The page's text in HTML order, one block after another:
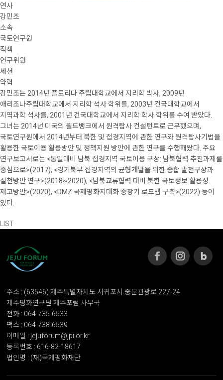
연사
강민조
소속
국토연구원
직책
연구위원
세션
약력
강민조는 2014년 플로리다 주립대학교에서 지리학 박사, 2009년
애리조나주립대학교에서 지리학 석사 학위를, 2003년 건국대학교에서
지역과학 석사를, 2001년 건국대학교에서 지리학 학사 학위를 수여 받았다.
그녀는 2014넌 미국의 월드뱅크에서 원격탐사 컨설턴트로 근무했으며,
국토연구원에서 2014년부터 북한 및 접경지역에 관한 연구와 원격탐사기법을
활용한 국토이용 활용방안 및 정책지원 방안에 관한 연구를 수행해왔다. 주요
연구보고서로는 <통일대비 남북 접경지역 국토이용 구상: 남북협력 추진과제를
중심으로>(2017), <경기북부 접경지역의 균형개발을 위한 종합 발전구상과
실천방안 연구>(2018~2020), <남북교류협력 대비 북한 국토정보 활용성
제고방안>(2020), <DMZ 국제평화지대화 중장기 로드맵 구축>(2022) 등이
있다.
LIST
주소 : (63546) 제주특별자치도 서귀포시 중문관광로 227-24
제주평화연구원 제주포럼 사무국
전화 : 064-735-6533
팩스 : 064-738-6539
이메일 : jejuforum@jpi.or.kr
등록번호 : 616-82-18617
법인명 : (재)국제평화재단